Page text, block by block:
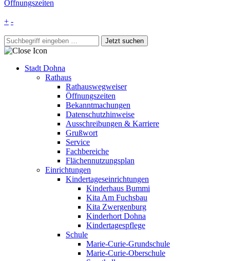
Öffnungszeiten
+ -
Stadt Dohna
Rathaus
Rathauswegweiser
Öffnungszeiten
Bekanntmachungen
Datenschutzhinweise
Ausschreibungen & Karriere
Grußwort
Service
Fachbereiche
Flächennutzungsplan
Einrichtungen
Kindertageseinrichtungen
Kinderhaus Bummi
Kita Am Fuchsbau
Kita Zwergenburg
Kinderhort Dohna
Kindertagespflege
Schule
Marie-Curie-Grundschule
Marie-Curie-Oberschule